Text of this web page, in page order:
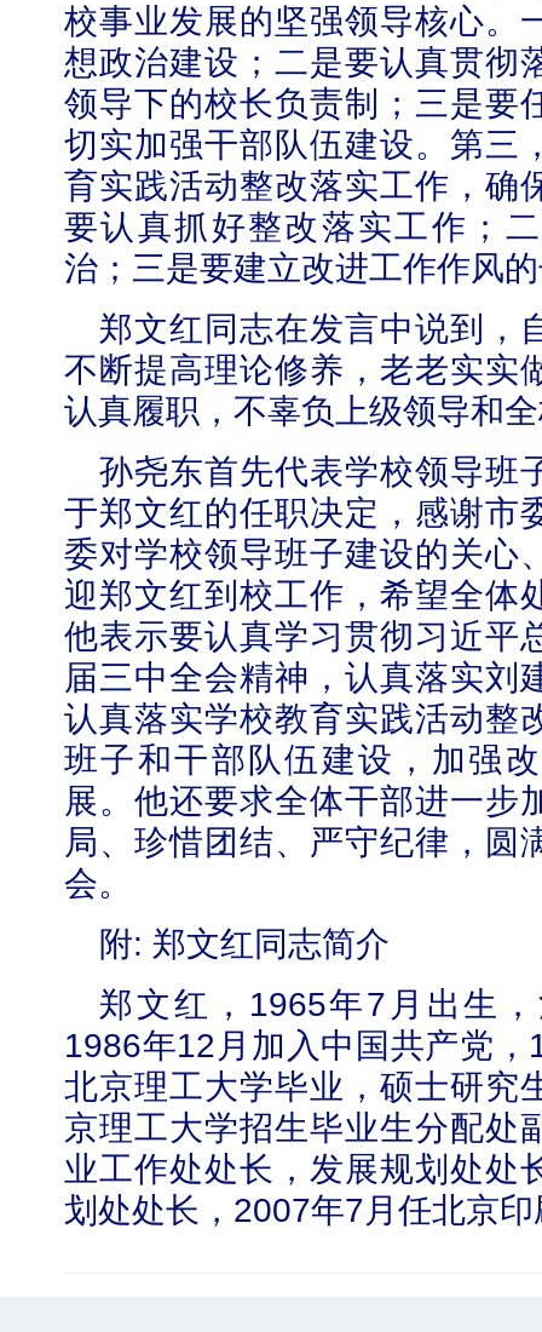
校事业发展的坚强领导核心。
想政治建设；二是要认真贯彻
领导下的校长负责制；三是要
切实加强干部队伍建设。第三
育实践活动整改落实工作，确
要认真抓好整改落实工作；
治；三是要建立改进工作作风
郑文红同志在发言中说到，
不断提高理论修养，老老实实
认真履职，不辜负上级领导和
孙尧东首先代表学校领导班
于郑文红的任职决定，感谢市
委对学校领导班子建设的关心
迎郑文红到校工作，希望全体
他表示要认真学习贯彻习近平
届三中全会精神，认真落实刘
认真落实学校教育实践活动整
班子和干部队伍建设，加强
展。他还要求全体干部进一步
局、珍惜团结、严守纪律，圆
会。
附: 郑文红同志简介
郑文红， 1965年7 月出生
1986年12 月加入中国共产党，
北京理工大学毕业，硕士研究
京理工大学招生毕业生分配处
业工作处处长，发展规划处处
划处处长， 2007年7月任北京